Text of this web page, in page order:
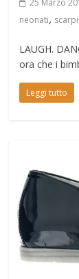
25 Marzo
neonati,
LAUGH.
ora che i
Leggi tutto